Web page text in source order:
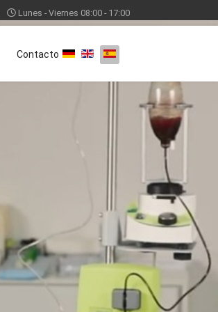
Lunes - Viernes 08:00 - 17:00
Contacto Seleccione su idioma